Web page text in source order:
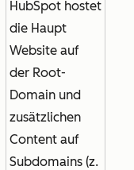
HubSpot hostet
die Haupt
Website auf
der Root-
Domain und
zusätzlichen
Content auf
Subdomains (z.